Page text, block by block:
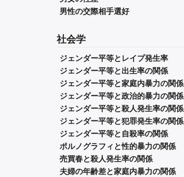
男性の交際相手選好
社会学
ジェンダー平等とレイプ発生率
ジェンダー平等と出生率の関係
ジェンダー平等と家庭内暴力の関係
ジェンダー平等と政治的暴力の関係
ジェンダー平等と殺人発生率の関係
ジェンダー平等と犯罪発生率の関係
ジェンダー平等と自殺率の関係
ポルノグラフィと性的暴力の関係
売買春と殺人発生率の関係
夫婦の年齢差と家庭内暴力の関係